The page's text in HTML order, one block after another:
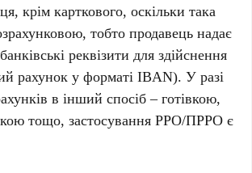
крім карткового, оскільки така
тобто продавець надає
реквізити для здійснення
рахунок у форматі IBAN). У разі
в інший спосіб – готівкою,
тощо, застосування РРО/ПРРО є